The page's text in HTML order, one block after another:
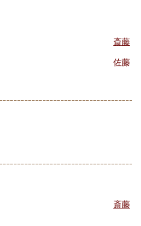
斎藤
佐藤
斎藤